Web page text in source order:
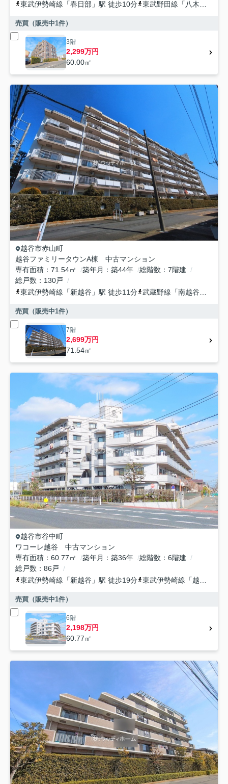
東武伊勢崎線 「春日部 」駅 徒歩10分 東武野田線 「 八木崎
売買（販売中1件）
3階
2,299万円
60.00㎡
越谷市赤山町
越谷ファミリータウンA棟 中古マンション
専有面積
71.54㎡ 築年月 築44年 総階数
7階建
総戸数
130戸
東武伊勢崎線 「新越谷 」駅 徒歩11分 武蔵野線 「南越谷
売買（販売中1件）
7階
2,699万円
71.54㎡
越谷市谷中町
ワコーレ越谷 中古マンション
専有面積
60.77㎡ 築年月 築36年 総階数
6階建
総戸数
86戸
東武伊勢崎線 「新越谷 」駅 徒歩19分 東武伊勢崎線 「越谷
売買（販売中1件）
6階
2,198万円
60.77㎡